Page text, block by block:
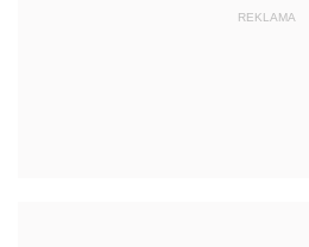
REKLAMA